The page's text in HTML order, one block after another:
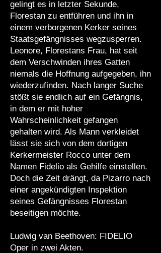
gelingt es in letzter Sekunde,
Florestan zu entführen und ihn in
einem verborgenen Kerker seines
Staatsgefängnisses wegzusperren.
Leonore, Florestans Frau, hat seit
dem Verschwinden ihres Gatten
niemals die Hoffnung aufgegeben, ihn
wiederzufinden. Nach langer Suche
stößt sie endlich auf ein Gefängnis,
in dem er mit hoher
Wahrscheinlichkeit gefangen
gehalten wird. Als Mann verkleidet
lässt sie sich von dem dortigen
Kerkermeister Rocco unter dem
Namen Fidelio als Gehilfe einstellen.
Doch die Zeit drängt, da Pizarro nach
einer angekündigten Inspektion
seines Gefängnisses Florestan
beseitigen möchte.
Ludwig van Beethoven: FIDELIO
Oper in zwei Akten.